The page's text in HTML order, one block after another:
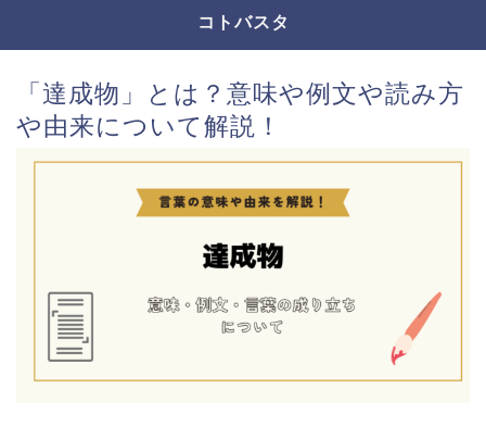
コトバスタ
「達成物」とは？意味や例文や読み方
や由来について解説！